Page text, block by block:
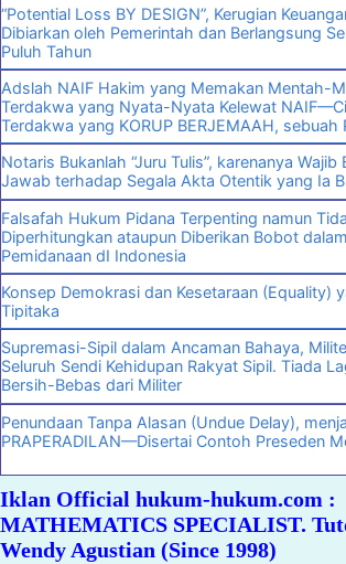
“Potential Loss BY DESIGN”, Kerugian
Dibiarkan oleh Pemerintah dan Berlangsung
Puluh Tahun
Adslah NAIF Hakim yang Memakan Mentah-
Terdakwa yang Nyata-Nyata Kelewat
Terdakwa yang KORUP BERJEMAAH, sebuah
Notaris Bukanlah “Juru Tulis”, karenanya
Jawab terhadap Segala Akta Otentik yang Ia
Falsafah Hukum Pidana Terpenting namun
Diperhitungkan ataupun Diberikan Bobot
Pemidanaan dI Indonesia
Konsep Demokrasi dan Kesetaraan (Equality)
Tipitaka
Supremasi-Sipil dalam Ancaman Bahaya,
Seluruh Sendi Kehidupan Rakyat Sipil. Tiada
Bersih-Bebas dari Militer
Penundaan Tanpa Alasan (Undue Delay),
PRAPERADILAN—Disertai Contoh Preseden
Iklan Official hukum-hukum.com :
MATHEMATICS SPECIALIST.
Wendy Agustian (Since 1998)